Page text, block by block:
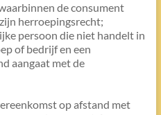
de consument
herroepingsrecht;
persoon die niet handelt in
of bedrijf en een
aangaat met de
op afstand met